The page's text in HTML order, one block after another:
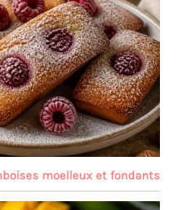
moelleux et fondants